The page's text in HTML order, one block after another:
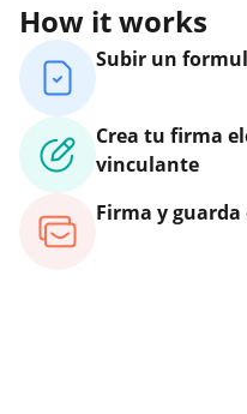
How it works
Subir un
Crea tu firma
vinculante
Firma y